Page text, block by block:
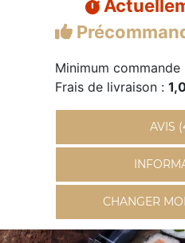
Minimum commande
Frais de livraison :
AVIS
CHANGER